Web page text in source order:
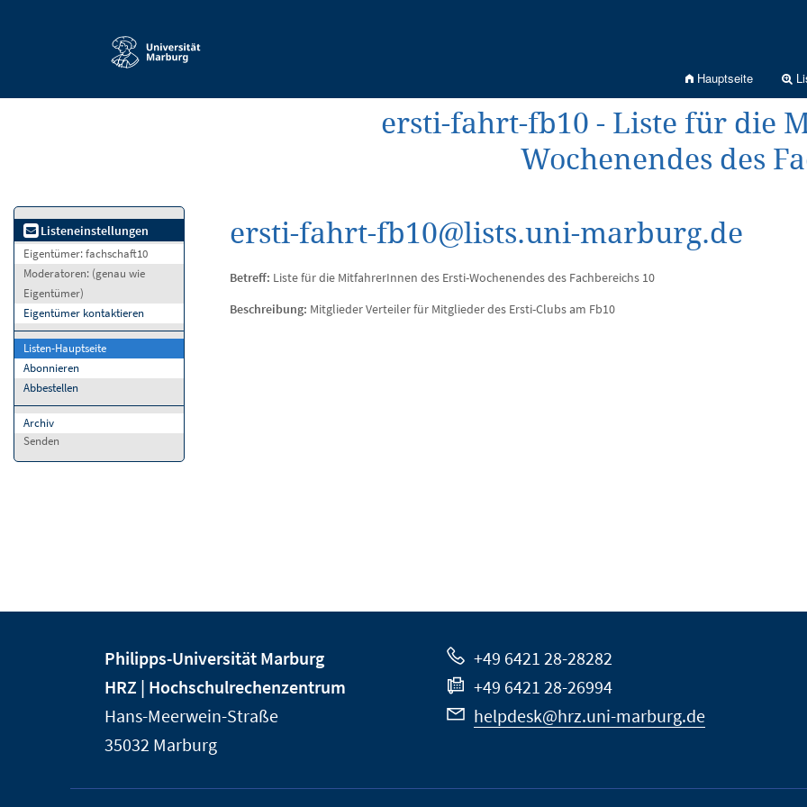
Hauptseite
ersti-fahrt-fb10 - Liste für die
Wochenendes des
Listeneinstellungen
Eigentümer:fachschaft10
Moderatoren: (genau wie
Eigentümer)
Eigentümer kontaktieren
Listen-Hauptseite
Abonnieren
Abbestellen
Archiv
Senden
ersti-fahrt-fb10@lists.uni-marburg.de
Betreff: Liste für die MitfahrerInnen des Ersti-Wochenendes des Fachbereichs 10
Beschreibung: Mitglieder Verteiler für Mitglieder des Ersti-Clubs am Fb10
Informationen
der
Universität
Marburg
Philipps-Universität Marburg
HRZ | Hochschulrechenzentrum
Hans-Meerwein-Straße
35032 Marburg
+49 6421 28-28282
+49 6421 28-26994
helpdesk@hrz.uni-marburg.de